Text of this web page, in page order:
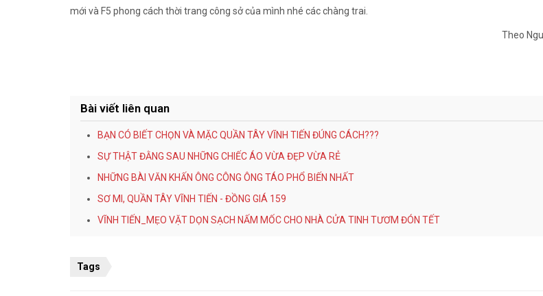
mới và F5 phong cách thời trang công sở của mình nhé các chàng trai.
Theo
Bài viết liên quan
BẠN CÓ BIẾT CHỌN VÀ MẶC QUẦN TÂY VĨNH TIẾN ĐÚNG CÁCH???
SỰ THẬT ĐẰNG SAU NHỮNG CHIẾC ÁO VỪA ĐẸP VỪA RẺ
NHỮNG BÀI VĂN KHẤN ÔNG CÔNG ÔNG TÁO PHỔ BIẾN NHẤT
SƠ MI, QUẦN TÂY VĨNH TIẾN - ĐỒNG GIÁ 159
VĨNH TIẾN_MẸO VẶT DỌN SẠCH NẤM MỐC CHO NHÀ CỬA TINH TƯƠM ĐÓN TẾT
Tags